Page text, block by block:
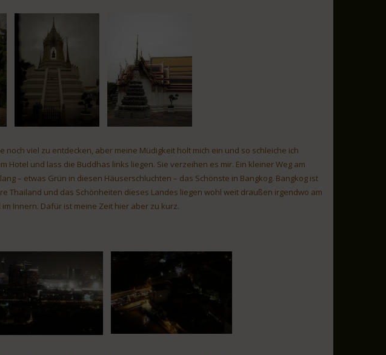
noch viel zu entdecken, aber meine Müdigkeit holt mich ein und so schleiche ich
Hotel und lass die Buddhas links liegen. Sie verzeihen es mir. Ein kleiner Weg am
– etwas Grün in diesen Häuserschluchten – das Schönste in Bangkog. Bangkog ist
Thailand und das Schönheiten dieses Landes liegen wohl weit draußen irgendwo am
im Innern. Dafür ist meine Zeit hier aber zu kurz.